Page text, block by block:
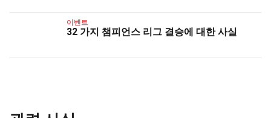
이벤트
32 가지 챔피언스 리그 결승에 대한 사실